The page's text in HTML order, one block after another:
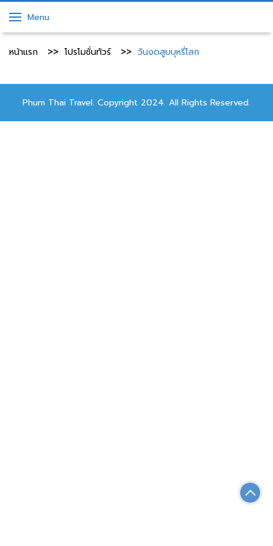
Menu
หน้าแรก โปรโมชั่นทัวร์ วันงดสูบบุหรี่โลก
Phum Thai Travel. Copyright 2024. All Rights Reserved.